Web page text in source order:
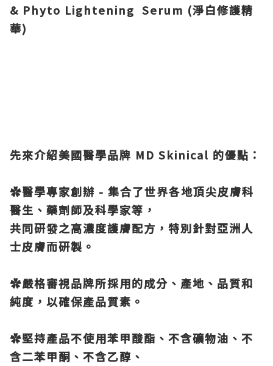
& Phyto Lightening Serum (淨白修護精
華)
先來介紹美國醫學品牌 MD Skinical 的優點：
✿醫學專家創辦 - 集合了世界各地頂尖皮膚科
醫生、藥劑師及科學家等，
共同研發之高濃度護膚配方，特別針對亞洲人
士皮膚而研製。
✿嚴格審視品牌所採用的成分、產地、品質和
純度，以確保產品質素。
✿堅持產品不使用苯甲酸酯、不含礦物油、不
含二苯甲酮、不含乙醇、